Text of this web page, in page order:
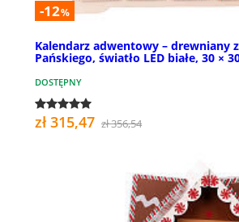
-12%
Kalendarz adwentowy – drewniany
Pańskiego, światło LED białe, 30 ×
DOSTĘPNY
zł 315,47 zł 356,54